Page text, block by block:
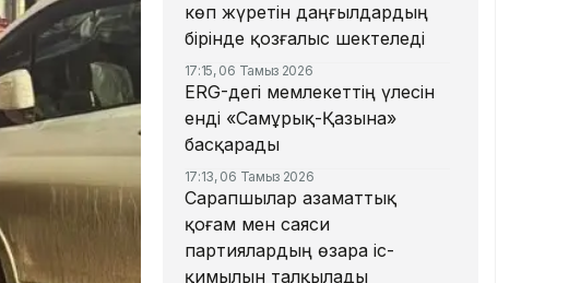
көп жүретін даңғылдардың
бірінде қозғалыс шектеледі
17:15, 06 Тамыз 2026
ERG-дегі мемлекеттің үлесін
енді «Самұрық-Қазына»
басқарады
17:13, 06 Тамыз 2026
Сарапшылар азаматтық
қоғам мен саяси
партиялардың өзара іс-
қимылын талқылады